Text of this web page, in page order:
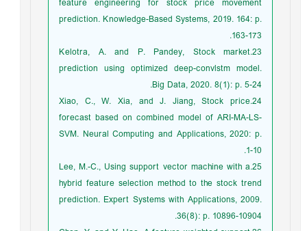
feature engineering for stock price movement
prediction. Knowledge-Based Systems, 2019. 164: p.
163-173.
23.Kelotra, A. and P. Pandey, Stock market
prediction using optimized deep-convlstm model.
Big Data, 2020. 8(1): p. 5-24.
24.Xiao, C., W. Xia, and J. Jiang, Stock price
forecast based on combined model of ARI-MA-LS-
SVM. Neural Computing and Applications, 2020: p.
1-10.
25.Lee, M.-C., Using support vector machine with a
hybrid feature selection method to the stock trend
prediction. Expert Systems with Applications, 2009.
36(8): p. 10896-10904.